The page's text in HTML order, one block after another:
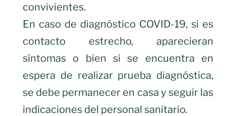
convivientes.
En caso de diagnóstico COVID-19, si es
contacto estrecho, aparecieran
síntomas o bien si se encuentra en
espera de realizar prueba diagnóstica,
se debe permanecer en casa y seguir las
indicaciones del personal sanitario.